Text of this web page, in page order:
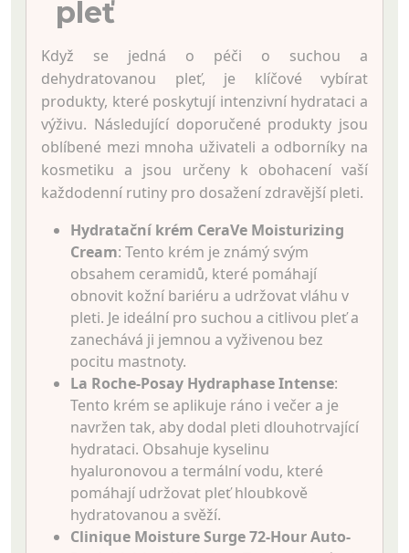
pleť
Když se jedná o péči o suchou a
dehydratovanou pleť, je klíčové vybírat
produkty, které poskytují intenzivní hydrataci a
výživu. Následující doporučené produkty jsou
oblíbené mezi mnoha uživateli a odborníky na
kosmetiku a jsou určeny k obohacení vaší
každodenní rutiny pro dosažení zdravější pleti.
Hydratační krém CeraVe Moisturizing
Cream: Tento krém je známý svým
obsahem ceramidů, které pomáhají
obnovit kožní bariéru a udržovat vláhu v
pleti. Je ideální pro suchou a citlivou pleť a
zanechává ji jemnou a vyživenou bez
pocitu mastnoty.
La Roche-Posay Hydraphase Intense:
Tento krém se aplikuje ráno i večer a je
navržen tak, aby dodal pleti dlouhotrvající
hydrataci. Obsahuje kyselinu
hyaluronovou a termální vodu, které
pomáhají udržovat pleť hloubkově
hydratovanou a svěží.
Clinique Moisture Surge 72-Hour Auto-